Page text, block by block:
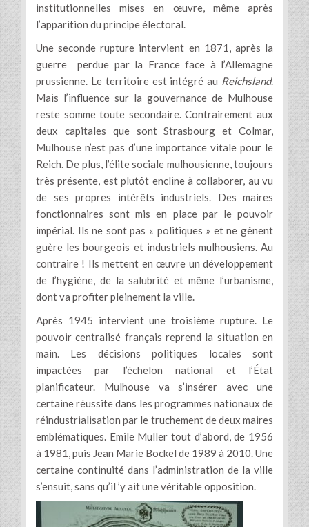
institutionnelles mises en œuvre, même après
l’apparition du principe électoral.
Une seconde rupture intervient en 1871, après la
guerre perdue par la France face à l’Allemagne
prussienne. Le territoire est intégré au Reichsland.
Mais l’influence sur la gouvernance de Mulhouse
reste somme toute secondaire. Contrairement aux
deux capitales que sont Strasbourg et Colmar,
Mulhouse n’est pas d’une importance vitale pour le
Reich. De plus, l’élite sociale mulhousienne, toujours
très présente, est plutôt encline à collaborer, au vu
de ses propres intérêts industriels. Des maires
fonctionnaires sont mis en place par le pouvoir
impérial. Ils ne sont pas « politiques » et ne gênent
guère les bourgeois et industriels mulhousiens. Au
contraire ! Ils mettent en œuvre un développement
de l’hygiène, de la salubrité et même l’urbanisme,
dont va profiter pleinement la ville.
Après 1945 intervient une troisième rupture. Le
pouvoir centralisé français reprend la situation en
main. Les décisions politiques locales sont
impactées par l’échelon national et l’État
planificateur. Mulhouse va s’insérer avec une
certaine réussite dans les programmes nationaux de
réindustrialisation par le truchement de deux maires
emblématiques. Emile Muller tout d’abord, de 1956
à 1981, puis Jean Marie Bockel de 1989 à 2010. Une
certaine continuité dans l’administration de la ville
s’ensuit, sans qu’il ’y ait une véritable opposition.